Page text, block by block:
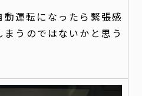
運転になったら緊張感
うのではないかと思う